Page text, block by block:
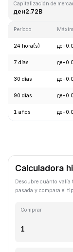
Capitalización de
ден2.72B
Período
24 hora(s)
7 días
30 días
90 días
1 años
Calculadora
Descubre cuánto valía
pasada y compara el
Comprar